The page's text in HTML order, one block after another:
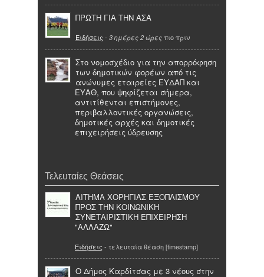
ΠΡΩΤΗ ΓΙΑ ΤΗΝ ΑΣΑ
Ειδήσεις - 3 ημέρες 2 ώρες πιο πριν
Στο νομοσχέδιο για την απορρόφηση
των δημοτικών φορέων από τις
ανώνυμες εταιρείες ΕΥΔΑΠ και
ΕΥΑΘ, που ψηφίζεται σήμερα,
αντιτίθενται επιστήμονες,
περιβαλλοντικές οργανώσεις,
δημοτικές αρχές και δημοτικές
επιχειρήσεις ύδρευσης
Τελευταίες Θεάσεις
ΑΙΤΗΜΑ ΧΟΡΗΓΙΑΣ ΕΞΟΠΛΙΣΜΟΥ
ΠΡΟΣ ΤΗΝ ΚΟΙΝΩΝΙΚΗ
ΣΥΝΕΤΑΙΡΙΣΤΙΚΗ ΕΠΙΧΕΙΡΗΣΗ
"ΑΛΛΑΖΩ"
Ειδήσεις - τελευταία θέαση [timestamp]
Ο Δήμος Καρδίτσας με 3 νέους στην